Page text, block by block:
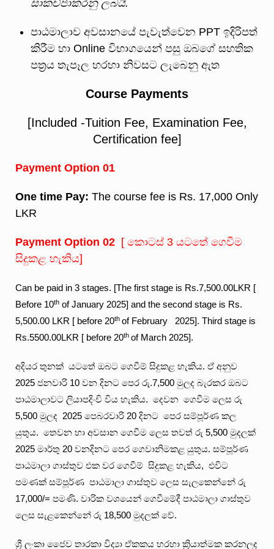
සාකච්ජාකරනු ලබයි.
පාඨමාලාව අවසානයේ පැවැත්වෙන PPT ඉදිරිපත්
කිරීම හා Online විභාගයෙන් පසු ඔබගේ සහතික
පත්‍රය තැපෑල හරහා නිවසට ලැබෙනු ඇත
Course Payments
[Included -Tuition Fee, Examination Fee,
Certification fee]
Payment Option 01
One time Pay: The course fee is Rs. 17,000 Only
LKR
Payment Option 02 [ කොටස් 3 යටතේ ගෙවීම
සිදුකළ හැකිය]
Can be paid in 3 stages. [The first stage is Rs.7,500.00LKR [
Before 10th of January 2025] and the second stage is Rs.
5,500.00 LKR [ before 20th of February 2025]. Third stage is
Rs.5500.00LKR [ before 20th of March 2025].
අදියර තුනක් යටතේ ඔබට ගෙවීම් සිදුකළ හැකිය. ඒ අනුව
2025 ජනවාරි 10 වන දිනට පෙර රු.7,500 මුලද බැරකර ඔබට
පාඨමාලාවට ලියාපදිංචි විය හැකිය. දෙවන ගෙවීම ලෙස රු
5,500 මුලද 2025 පෙබරවාරි 20 දිනට පෙර සම්පූර්ණ කල
යුතුය. තෙවන හා අවසාන ගෙවීම ලෙස තවත් රු 5,500 මුදලක්
2025 මාර්තු 20 වනදිනට පෙර ගෙවානිමකළ යුතුය. සම්පූර්ණ
පාඨමාලා ගාස්තුව එක වර ගෙවීම් සිදුකළ හැකිය, එවිට
පමණක් සම්පූර්ණ පාඨමාලා ගාස්තුව ලෙස සැලකෙන්නේ රු
17,000/= පමණි. වාරික වශයෙන් ගෙවීමේදී පාඨමාලා ගාස්තුව
ලෙස සැළකෙන්නේ රු 18,500 මුදලක් වේ.
ශ්‍රී ලංකා ජෛව තාරකා විද්‍යා ඒකකය හරහා ක්‍රියාත්මක කරනලද